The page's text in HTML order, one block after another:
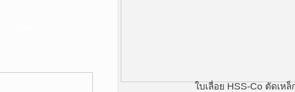
ใบเลื่อย HSS-Co ตัดเหล็